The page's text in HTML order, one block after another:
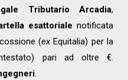
Tributario Arcadia,
esattoriale notificata
(ex Equitalia) per la
pari ad oltre €.
.